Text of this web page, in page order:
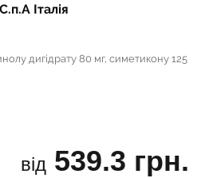
Італія
дигідрату 80 мг, симетикону 125
від 539.3 грн.